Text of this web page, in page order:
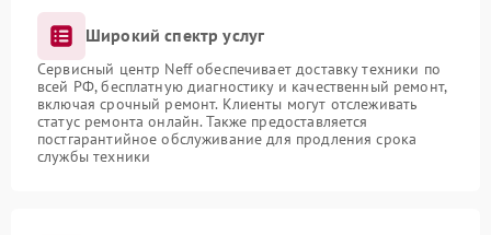
Широкий спектр услуг
Сервисный центр Neff обеспечивает доставку техники по
всей РФ, бесплатную диагностику и качественный ремонт,
включая срочный ремонт. Клиенты могут отслеживать
статус ремонта онлайн. Также предоставляется
постгарантийное обслуживание для продления срока
службы техники